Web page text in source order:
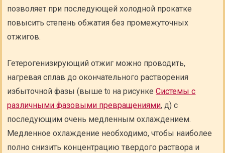
позволяет при последующей холодной прокатке
повысить степень обжатия без промежуточных
отжигов.
Гетерогенизирующий отжиг можно проводить,
нагревая сплав до окончательного растворения
избыточной фазы (выше t0 на рисункеСистемы с
различными фазовыми превращениями, д) с
последующим очень медленным охлаждением.
Медленное охлаждение необходимо, чтобы наиболее
полно снизить концентрацию твердого раствора и